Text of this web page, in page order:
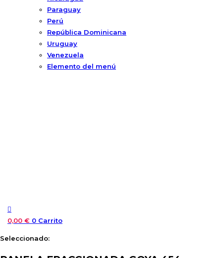
Paraguay
Perú
República Dominicana
Uruguay
Venezuela
Elemento del menú
0,00 € 0 Carrito
Seleccionado: